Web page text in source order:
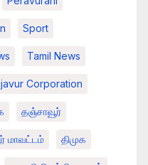
Sport
Tamil News
Corporation
தஞ்சாவூர்
மாவட்டம் திமுக